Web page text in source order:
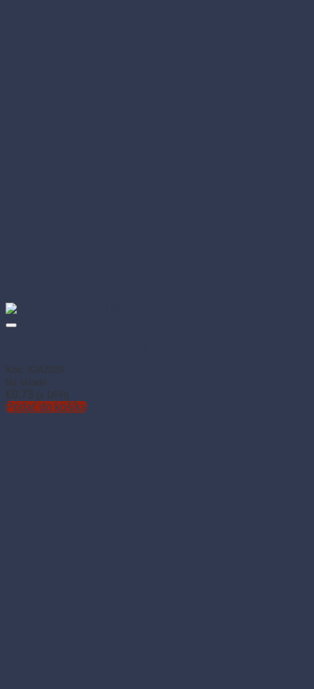
Kód: IGAZ039
Na sklade
€0.73 (s DPH)
Pridať do košíka